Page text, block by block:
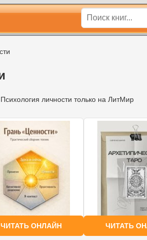
личности только на ЛитМир
ЧИТАТЬ ОНЛАЙН ЧИТАТЬ